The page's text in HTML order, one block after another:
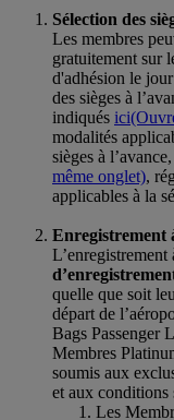
Sélection des
Les membres
gratuitement sur
d'adhésion le
des sièges à
indiqués ici
modalités
sièges à
même onglet),
applicables à la
Enregistrement
quelle que soit
départ de
Bags Passenger
Membres
soumis aux
et aux conditions
Les